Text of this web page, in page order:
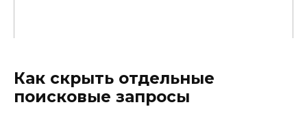
Как скрыть отдельные
поисковые запросы